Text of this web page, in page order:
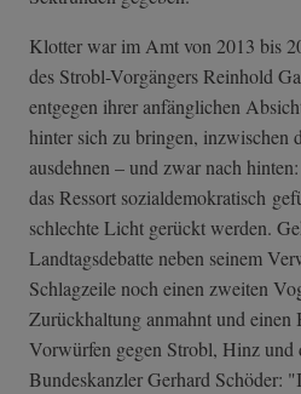
Klotter war im Amt von 2013 bis
des Strobl-Vorgängers Reinhold
entgegen ihrer anfänglichen
hinter sich zu bringen, inzwischen
ausdehnen – und zwar nach
das Ressort sozialdemokratisch
schlechte Licht gerückt werden.
Landtagsdebatte neben seinem
Schlagzeile noch einen zweiten
Zurückhaltung anmahnt und einen
Vorwürfen gegen Strobl, Hinz und
Bundeskanzler Gerhard Schöder: